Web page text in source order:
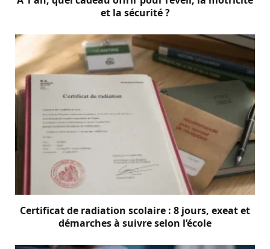
et la sécurité ?
Certificat de radiation scolaire : 8 jours, exeat et
démarches à suivre selon l’école